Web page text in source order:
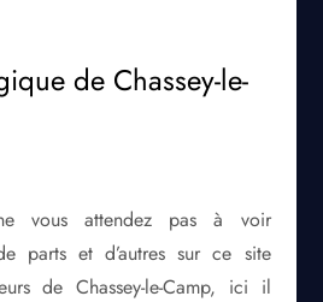
de Chassey-le-
vous attendez pas à voir
parts et d’autres sur ce site
de Chassey-le-Camp, ici il